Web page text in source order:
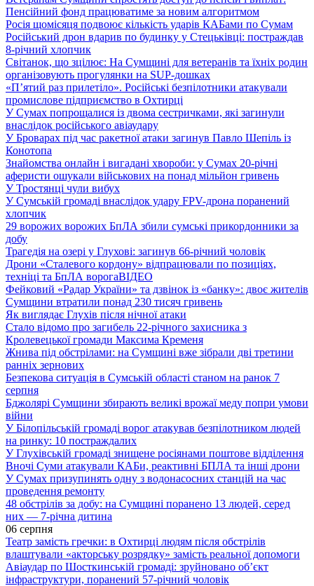
Пенсійний фонд працюватиме за новим алгоритмом
Росія щомісяця подвоює кількість ударів КАБами по Сумам
Російський дрон вдарив по будинку у Стецьківці: постраждав
8-річний хлопчик
Світанок, що зцілює: На Сумщині для ветеранів та їхніх родин
організовують прогулянки на SUP-дошках
«П’ятий раз прилетіло». Російські безпілотники атакували
промислове підприємство в Охтирці
У Сумах попрощалися із двома сестричками, які загинули
внаслідок російського авіаудару
У Броварах під час ракетної атаки загинув Павло Шепіль із
Конотопа
Знайомства онлайн і вигадані хвороби: у Сумах 20-річні
аферисти ошукали військових на понад мільйон гривень
У Тростянці чули вибух
У Сумській громаді внаслідок удару FPV-дрона поранений
хлопчик
29 ворожих ворожих БпЛА збили сумські прикордонники за
добу
Трагедія на озері у Глухові: загинув 66-річний чоловік
Дрони «Сталевого кордону» відпрацювали по позиціях,
техніці та БпЛА ворогаВІДЕО
Фейковий «Радар України» та дзвінок із «банку»: двоє жителів
Сумщини втратили понад 230 тисяч гривень
Як виглядає Глухів після нічної атаки
Стало відомо про загибель 22-річного захисника з
Кролевецької громади Максима Кременя
Жнива під обстрілами: на Сумщині вже зібрали дві третини
ранніх зернових
Безпекова ситуація в Сумській області станом на ранок 7
серпня
Бджолярі Сумщини збирають великі врожаї меду попри умови
війни
У Білопільській громаді ворог атакував безпілотником людей
на ринку: 10 постраждалих
У Глухівській громаді знищене росіянами поштове відділення
Вночі Суми атакували КАБи, реактивні БПЛА та інші дрони
У Сумах призупинять одну з водонасосних станцій на час
проведення ремонту
48 обстрілів за добу: на Сумщині поранено 13 людей, серед
них — 7-річна дитина
06 серпня
Театр замість гречки: в Охтирці людям після обстрілів
влаштували «акторську розрядку» замість реальної допомоги
Авіаудар по Шосткинській громаді: зруйновано об’єкт
інфраструктури, поранений 57-річний чоловік